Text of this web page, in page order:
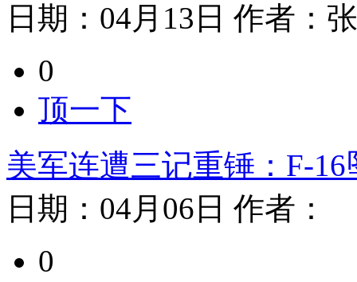
日期： 04月13日 作者：
0
顶一下
美军连遭三记重锤：F-
日期： 04月06日 作者：
0